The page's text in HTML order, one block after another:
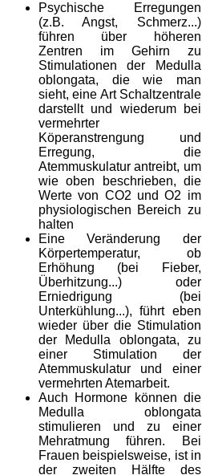
Psychische Erregungen
(z.B. Angst, Schmerz...)
führen über höheren
Zentren im Gehirn zu
Stimulationen der Medulla
oblongata, die wie man
sieht, eine Art Schaltzentrale
darstellt und wiederum bei
vermehrter
Köperanstrengung und
Erregung, die
Atemmuskulatur antreibt, um
wie oben beschrieben, die
Werte von CO2 und O2 im
physiologischen Bereich zu
halten
Eine Veränderung der
Körpertemperatur, ob
Erhöhung (bei Fieber,
Überhitzung...) oder
Erniedrigung (bei
Unterkühlung...), führt eben
wieder über die Stimulation
der Medulla oblongata, zu
einer Stimulation der
Atemmuskulatur und einer
vermehrten Atemarbeit.
Auch Hormone können die
Medulla oblongata
stimulieren und zu einer
Mehratmung führen. Bei
Frauen beispielsweise, ist in
der zweiten Hälfte des